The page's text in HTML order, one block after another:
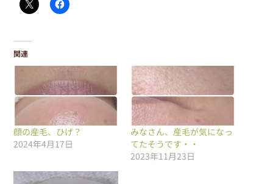
関連
顔の産毛、ひげ？
2024年4月17日
みなさん、産毛が気になっ
てたそうです・・
2023年11月23日